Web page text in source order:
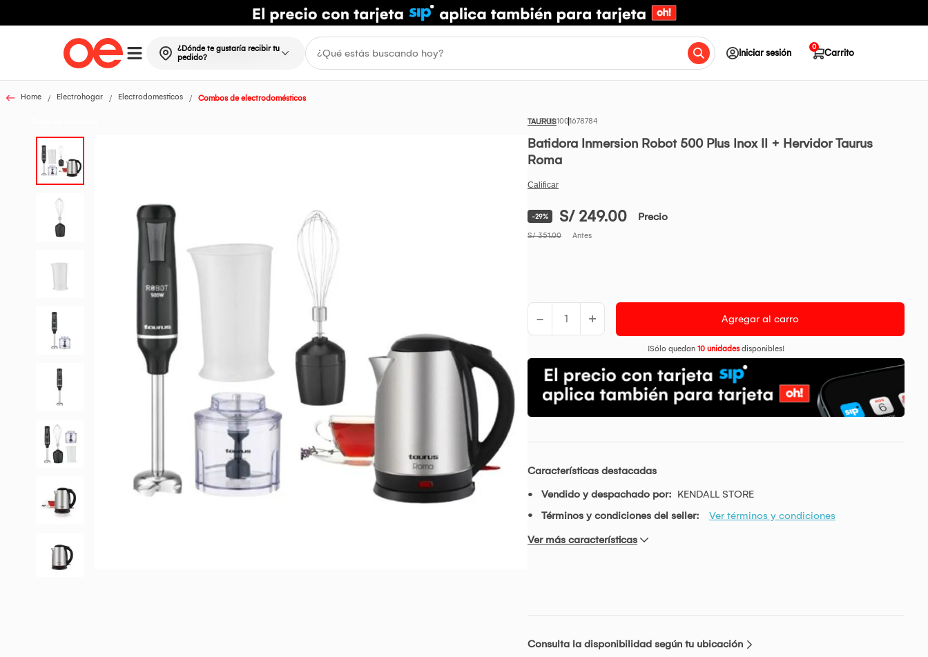
¿Dónde te gustaría recibir tu
pedido?
Iniciar sesión Carrito
0
Home Electrohogar Electrodomesticos Combos de electrodomésticos
TAURUS1001678784
Batidora Inmersion Robot 500 Plus Inox II + Hervidor Taurus
Roma
-29% S/ 249.00 Precio
S/ 351.00 Antes
- + Agregar al carro
¡Sólo quedan 10 unidadesdisponibles!
Características destacadas
Vendido y despachado por: KENDALL STORE
Términos y condiciones del seller:
Ver términos y condiciones
Ver más características
Consulta la disponibilidad según tu ubicación